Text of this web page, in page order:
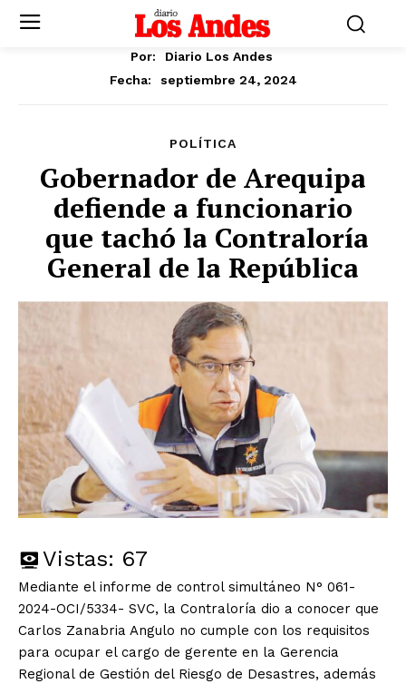
Por:
Diario Los Andes
Fecha:
septiembre 24, 2024
POLÍTICA
Gobernador de Arequipa
defiende a funcionario
que tachó la Contraloría
General de la República
Vistas: 67
Mediante el informe de control simultáneo N° 061-
2024-OCI/5334- SVC, la Contraloría dio a conocer que
Carlos Zanabria Angulo no cumple con los requisitos
para ocupar el cargo de gerente en la Gerencia
Regional de Gestión del Riesgo de Desastres, además